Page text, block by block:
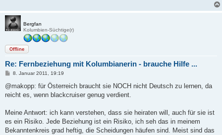
Bergfan
Kolumbien-Süchtige(r)
Offline
Re: Fernbeziehung mit Kolumbianerin - brauche Hilfe ...
B
i
r
8. Januar 2011, 19:19
@makopp: für Österreich braucht sie NOCH nicht Deutsch zu lernen, da
reicht es, wenn blackcruiser genug verdient.
Meine Antwort: ich kann verstehen, dass sie heiraten will, auch für sie ist
es ein Risiko. Jede Beziehung ist ein Risiko, ich seh das in meinem
Bekanntenkreis grad heftig, die Scheidungen häufen sind. Meist sind das